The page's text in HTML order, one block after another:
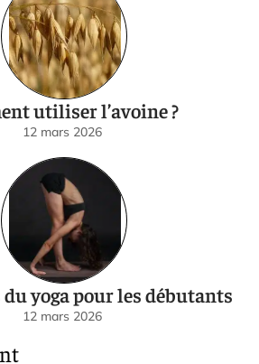
utiliser l’avoine ?
12 mars 2026
yoga pour les débutants
12 mars 2026